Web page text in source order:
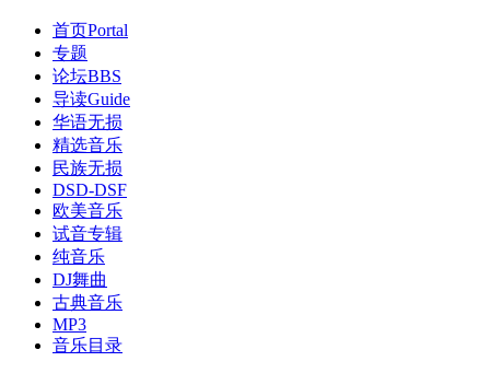
首页Portal
专题
论坛BBS
导读Guide
华语无损
精选音乐
民族无损
DSD-DSF
欧美音乐
试音专辑
纯音乐
DJ舞曲
古典音乐
MP3
音乐目录